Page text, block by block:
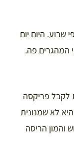
שבוע. היום יום
המהגרים פה.
לקבל פריקסה
לא שמנונית
והמון הריסה